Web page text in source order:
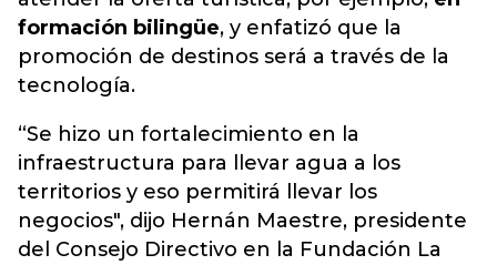
formación bilingüe, y enfatizó que la
promoción de destinos será a través de la
tecnología.
“Se hizo un fortalecimiento en la
infraestructura para llevar agua a los
territorios y eso permitirá llevar los
negocios", dijo Hernán Maestre, presidente
del Consejo Directivo en la Fundación La